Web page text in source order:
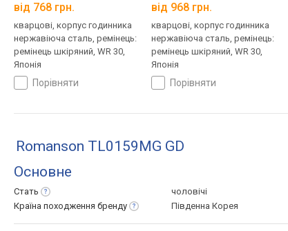
від 768 грн.
кварцові, корпус годинника
нержавіюча сталь, ремінець:
ремінець шкіряний, WR 30,
Японія
порівняти
від 968 грн.
кварцові, корпус годинника
нержавіюча сталь, ремінець:
ремінець шкіряний, WR 30,
Японія
порівняти
Romanson TL0159MG GD
Основне
Стать
чоловічі
Країна походження бренду Південна Корея